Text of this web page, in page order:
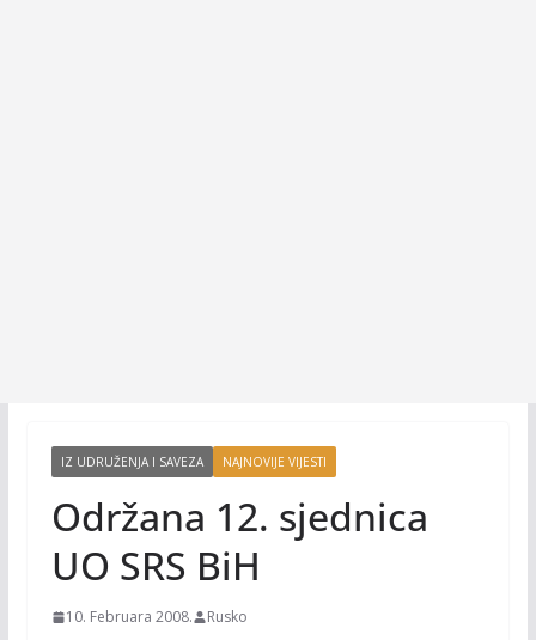
IZ UDRUŽENJA I SAVEZA NAJNOVIJE VIJESTI
Održana 12. sjednica
UO SRS BiH
10. Februara 2008. Rusko